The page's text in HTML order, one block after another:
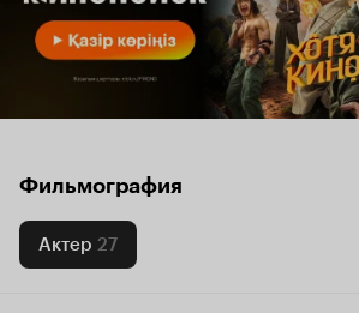
Фильмография
Актер 27